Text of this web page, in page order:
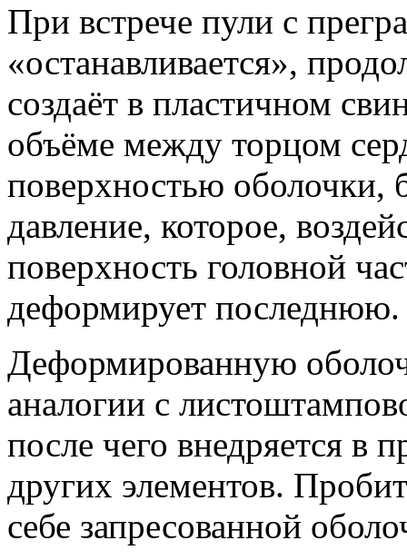
При встрече пули с
«останавливается»,
создаёт в пластичном
объёме между торцом
поверхностью оболочки,
давление, которое,
поверхность головной
деформирует последнюю.
Деформированную
аналогии с
после чего внедряется в
других элементов.
себе запресованной